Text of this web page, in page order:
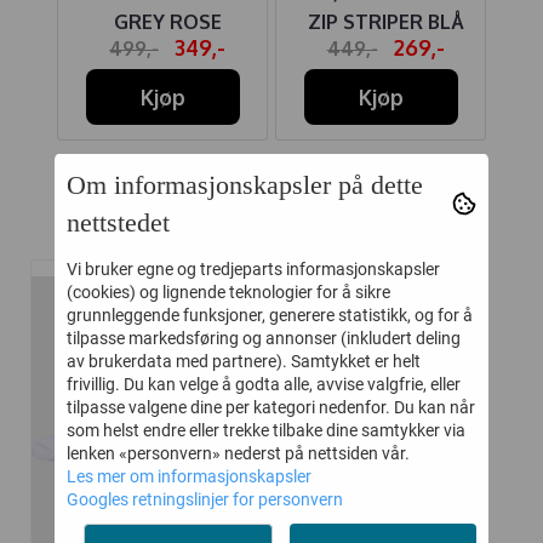
GREY ROSE
499,-
349,-
Kjøp
ZIP STRIPER BLÅ
449,-
269,-
Kjøp
Relaterte produkter
-25%
Om informasjonskapsler på dette
nettstedet
Vi bruker egne og tredjeparts informasjonskapsler
(cookies) og lignende teknologier for å sikre
grunnleggende funksjoner, generere statistikk, og for å
tilpasse markedsføring og annonser (inkludert deling
av brukerdata med partnere). Samtykket er helt
frivillig. Du kan velge å godta alle, avvise valgfrie, eller
tilpasse valgene dine per kategori nedenfor. Du kan når
som helst endre eller trekke tilbake dine samtykker via
lenken «personvern» nederst på nettsiden vår.
Les mer om informasjonskapsler
Googles retningslinjer for personvern